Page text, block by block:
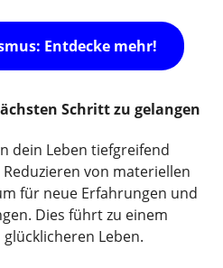
Entdecke mehr!
Schritt zu gelangen
dein Leben tiefgreifend
von materiellen
für neue Erfahrungen und
Dies führt zu einem
Leben.